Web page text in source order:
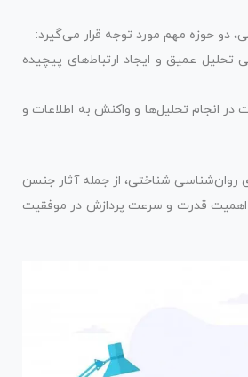
دو حوزه مهم مورد توجه قرار می‌گیرد:
تحلیل عمیق و ایجاد ارتباط‌های پیچیده
در انجام تحلیل‌ها و واکنش به اطلاعات و
شناختی، از جمله آثار جنسن
و کتل (1987)، بر اهمیت قدرت و سرعت پردازش در موفقیت